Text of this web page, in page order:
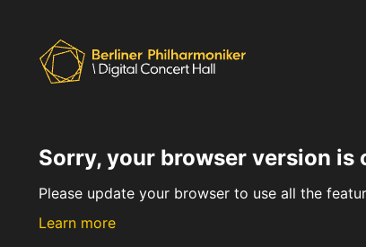
Sorry, your browser version is
Please update your browser to use all the
Learn more